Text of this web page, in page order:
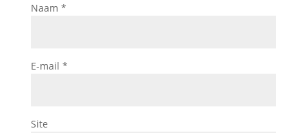
Naam *
E-mail *
Site